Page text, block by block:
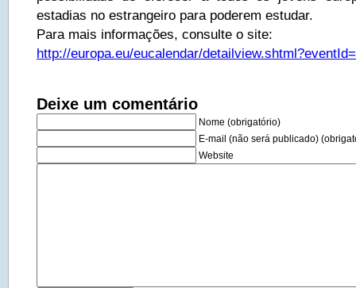
estadias no estrangeiro para poderem estudar.
Para mais informações, consulte o site:
http://europa.eu/eucalendar/
Deixe um comentário
Nome (obrigatório)
E-mail (não será publicado)
Website